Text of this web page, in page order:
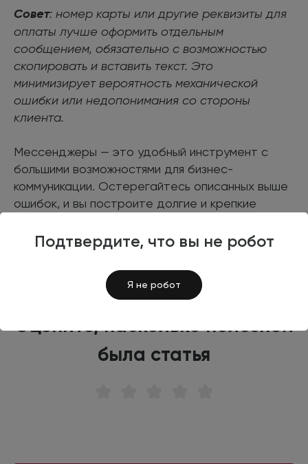
Подтвердите, что вы не робот
Я не робот
Совет: номер карты или другие реквизиты для
оплаты лучше оформить отдельным
сообщением, обязательно с возможностью
скопировать и вставить текст. Это
минимизирует вероятность механической
ошибки или недопонимания со стороны
клиента.
Мессенджеры — это удобный инструмент с
большими возможностями для бизнес-
коммуникации. Остерегайтесь описанных выше
ошибок, и вы построите долгие и крепкие
Оцените, насколько полезной
была статья